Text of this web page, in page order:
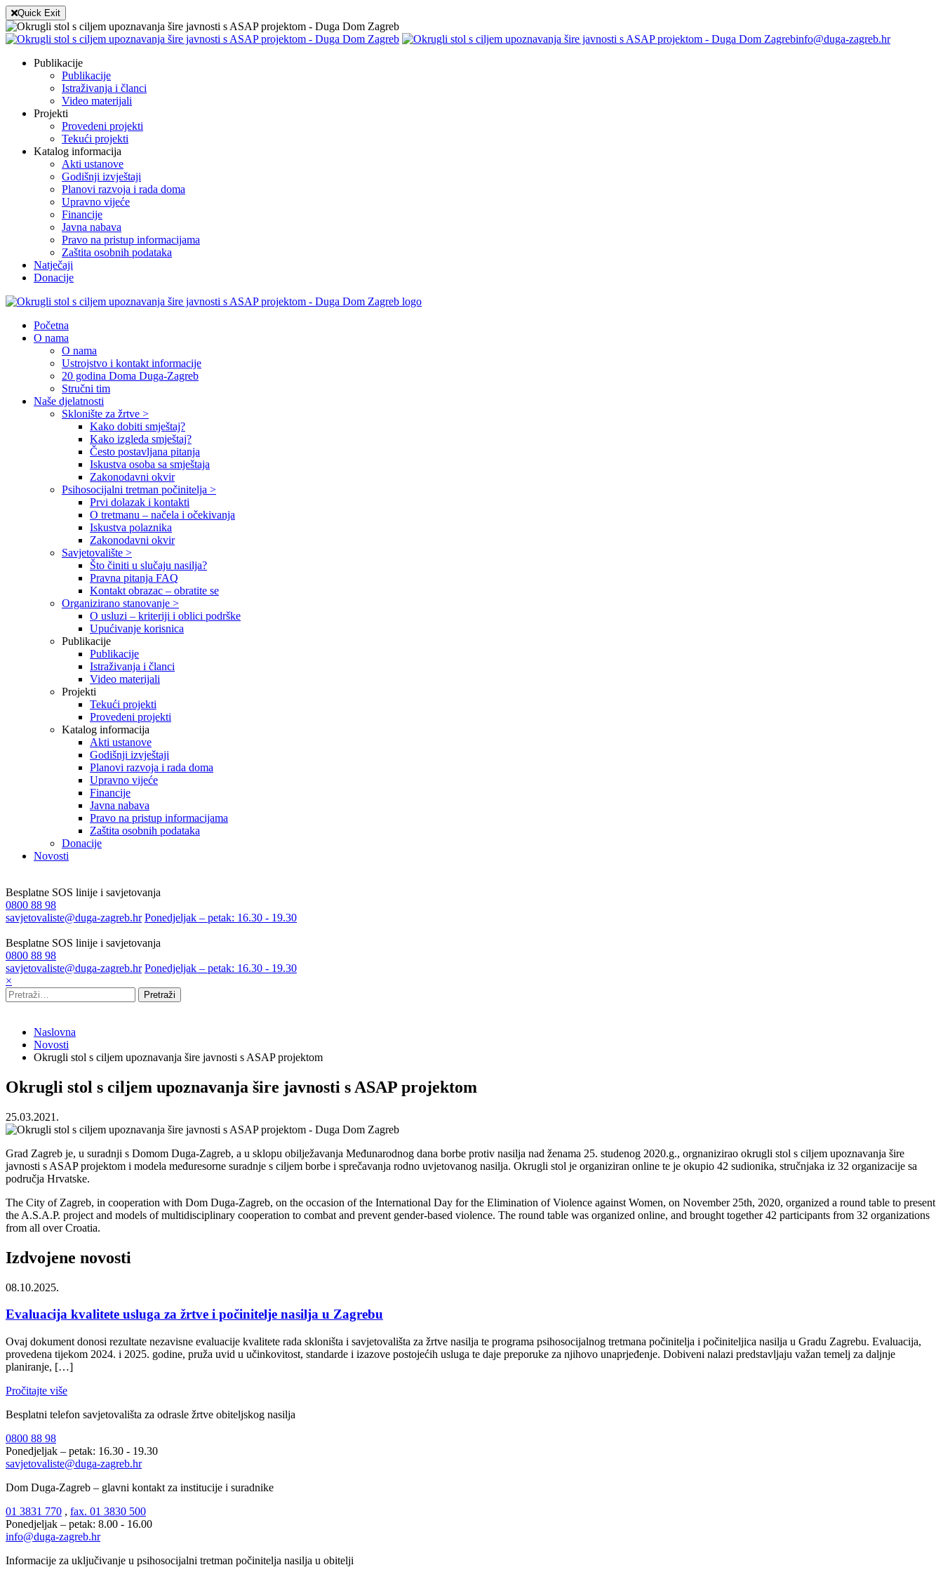
Quick Exit
info@duga-zagreb.hr
Publikacije
Publikacije
Istraživanja i članci
Video materijali
Projekti
Provedeni projekti
Tekući projekti
Katalog informacija
Akti ustanove
Godišnji izvještaji
Planovi razvoja i rada doma
Upravno vijeće
Financije
Javna nabava
Pravo na pristup informacijama
Zaštita osobnih podataka
Natječaji
Donacije
Početna
O nama
O nama
Ustrojstvo i kontakt informacije
20 godina Doma Duga-Zagreb
Stručni tim
Naše djelatnosti
Sklonište za žrtve >
Kako dobiti smještaj?
Kako izgleda smještaj?
Često postavljana pitanja
Iskustva osoba sa smještaja
Zakonodavni okvir
Psihosocijalni tretman počinitelja >
Prvi dolazak i kontakti
O tretmanu – načela i očekivanja
Iskustva polaznika
Zakonodavni okvir
Savjetovalište >
Što činiti u slučaju nasilja?
Pravna pitanja FAQ
Kontakt obrazac – obratite se
Organizirano stanovanje >
O usluzi – kriteriji i oblici podrške
Upućivanje korisnica
Publikacije
Publikacije
Istraživanja i članci
Video materijali
Projekti
Tekući projekti
Provedeni projekti
Katalog informacija
Akti ustanove
Godišnji izvještaji
Planovi razvoja i rada doma
Upravno vijeće
Financije
Javna nabava
Pravo na pristup informacijama
Zaštita osobnih podataka
Donacije
Novosti
Besplatne SOS linije i savjetovanja
0800 88 98
savjetovaliste@duga-zagreb.hr Ponedjeljak – petak: 16.30 - 19.30
Besplatne SOS linije i savjetovanja
0800 88 98
savjetovaliste@duga-zagreb.hr Ponedjeljak – petak: 16.30 - 19.30
×
Pretraži
Naslovna
Novosti
Okrugli stol s ciljem upoznavanja šire javnosti s ASAP projektom
Okrugli stol s ciljem upoznavanja šire javnosti s ASAP projektom
25.03.2021.
Grad Zagreb je, u suradnji s Domom Duga-Zagreb, a u sklopu obilježavanja Međunarodnog dana borbe protiv nasilja nad ženama 25. studenog 2020.g., orgnanizirao okrugli stol s ciljem upoznavanja šire
javnosti s ASAP projektom i modela međuresorne suradnje s ciljem borbe i sprečavanja rodno uvjetovanog nasilja. Okrugli stol je organiziran online te je okupio 42 sudionika, stručnjaka iz 32 organizacije sa
područja Hrvatske.
The City of Zagreb, in cooperation with Dom Duga-Zagreb, on the occasion of the International Day for the Elimination of Violence against Women, on November 25th, 2020, organized a round table to present
the A.S.A.P. project and models of multidisciplinary cooperation to combat and prevent gender-based violence. The round table was organized online, and brought together 42 participants from 32 organizations
from all over Croatia.
Izdvojene novosti
08.10.2025.
Evaluacija kvalitete usluga za žrtve i počinitelje nasilja u Zagrebu
Ovaj dokument donosi rezultate nezavisne evaluacije kvalitete rada skloništa i savjetovališta za žrtve nasilja te programa psihosocijalnog tretmana počinitelja i počiniteljica nasilja u Gradu Zagrebu. Evaluacija,
provedena tijekom 2024. i 2025. godine, pruža uvid u učinkovitost, standarde i izazove postojećih usluga te daje preporuke za njihovo unaprjeđenje. Dobiveni nalazi predstavljaju važan temelj za daljnje
planiranje, […]
Pročitajte više
Besplatni telefon savjetovališta za odrasle žrtve obiteljskog nasilja
0800 88 98
Ponedjeljak – petak: 16.30 - 19.30
savjetovaliste@duga-zagreb.hr
Dom Duga-Zagreb – glavni kontakt za institucije i suradnike
01 3831 770 , fax. 01 3830 500
Ponedjeljak – petak: 8.00 - 16.00
info@duga-zagreb.hr
Informacije za uključivanje u psihosocijalni tretman počinitelja nasilja u obitelji